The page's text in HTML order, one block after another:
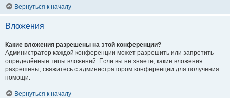
Вернуться к началу
Вложения
Какие вложения разрешены на этой конференции?
Администратор каждой конференции может разрешить или запретить
определённые типы вложений. Если вы не знаете, какие вложения
разрешены, свяжитесь с администратором конференции для получения
помощи.
Вернуться к началу